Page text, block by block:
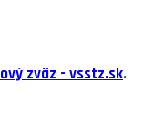
zväz - vsstz.sk.